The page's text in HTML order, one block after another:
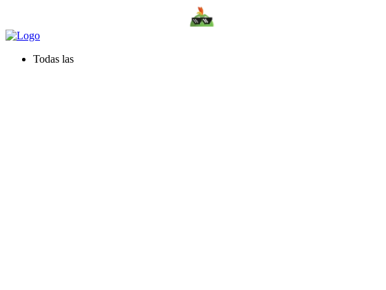
Todas las